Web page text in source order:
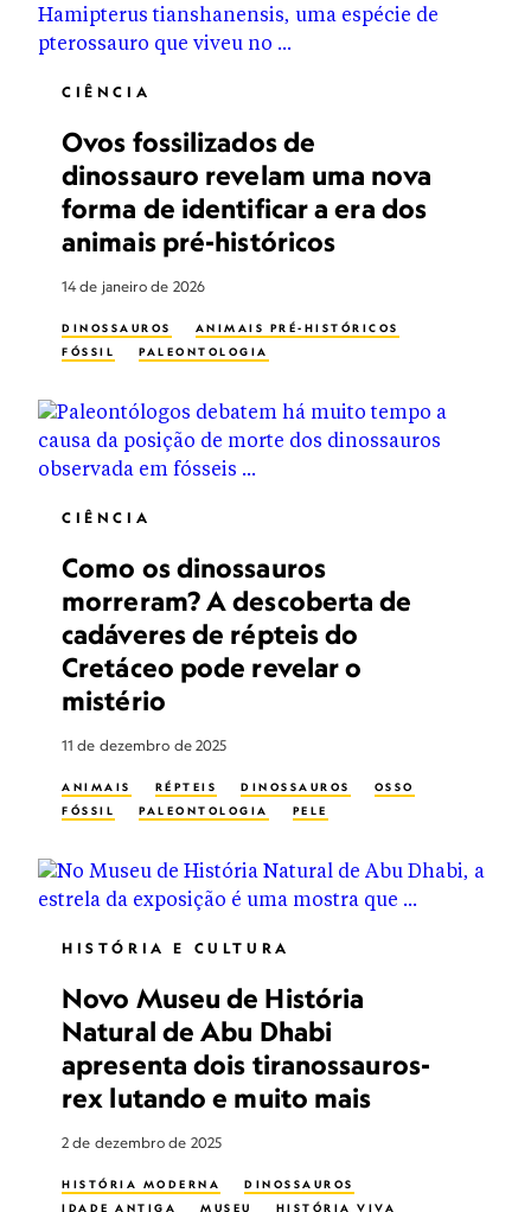
CIÊNCIA
Ovos fossilizados de
dinossauro revelam uma nova
forma de identificar a era dos
animais pré-históricos
14 de janeiro de 2026
DINOSSAUROS
ANIMAIS PRÉ-HISTÓRICOS
FÓSSIL
PALEONTOLOGIA
CIÊNCIA
Como os dinossauros
morreram? A descoberta de
cadáveres de répteis do
Cretáceo pode revelar o
mistério
11 de dezembro de 2025
ANIMAIS RÉPTEIS DINOSSAUROS
OSSO
FÓSSIL
PALEONTOLOGIA PELE
HISTÓRIA E CULTURA
Novo Museu de História
Natural de Abu Dhabi
apresenta dois tiranossauros-
rex lutando e muito mais
2 de dezembro de 2025
HISTÓRIA MODERNA
DINOSSAUROS
IDADE ANTIGA
MUSEU HISTÓRIA VIVA